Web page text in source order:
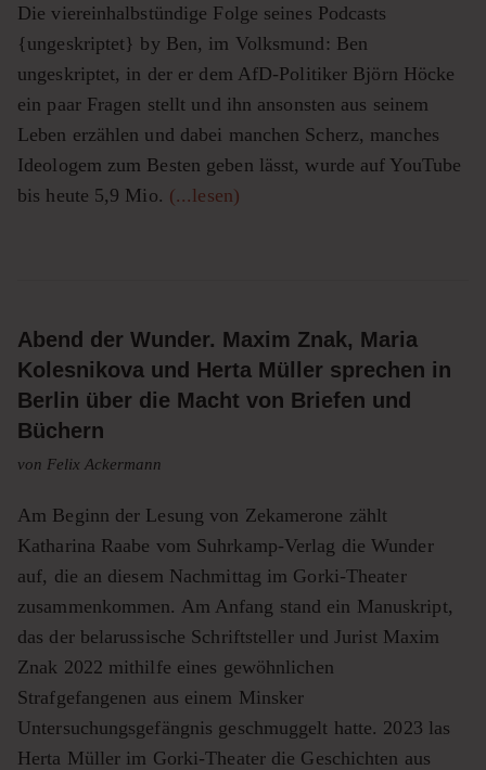
Die viereinhalbstündige Folge seines Podcasts
{ungeskriptet} by Ben, im Volksmund: Ben
ungeskriptet, in der er dem AfD-Politiker Björn Höcke
ein paar Fragen stellt und ihn ansonsten aus seinem
Leben erzählen und dabei manchen Scherz, manches
Ideologem zum Besten geben lässt, wurde auf YouTube
bis heute 5,9 Mio. (...lesen)
Abend der Wunder. Maxim Znak, Maria
Kolesnikova und Herta Müller sprechen in
Berlin über die Macht von Briefen und
Büchern
von Felix Ackermann
Am Beginn der Lesung von Zekamerone zählt
Katharina Raabe vom Suhrkamp-Verlag die Wunder
auf, die an diesem Nachmittag im Gorki-Theater
zusammenkommen. Am Anfang stand ein Manuskript,
das der belarussische Schriftsteller und Jurist Maxim
Znak 2022 mithilfe eines gewöhnlichen
Strafgefangenen aus einem Minsker
Untersuchungsgefängnis geschmuggelt hatte. 2023 las
Herta Müller im Gorki-Theater die Geschichten aus